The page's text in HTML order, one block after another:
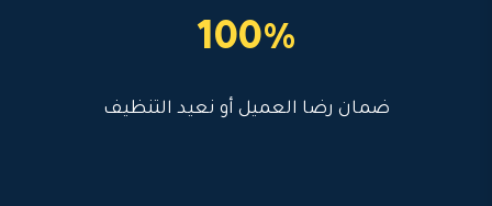
100%
ضمان رضا العميل أو نعيد التنظيف